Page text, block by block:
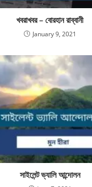
খবরাখবর – বোরহান রাব্বানী
January 9, 2021
সাইলেন্ট ভ্যালি আন্দোলন